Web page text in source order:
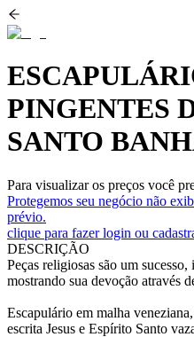
PINGENTES
SANTO
Para visualizar os preços você
Protegemos seu negócio não
prévio.
clique para fazer login ou
DESCRIÇÃO
Peças religiosas são um
mostrando sua devoção através
Escapulário em malha
escrita Jesus e Espírito Santo